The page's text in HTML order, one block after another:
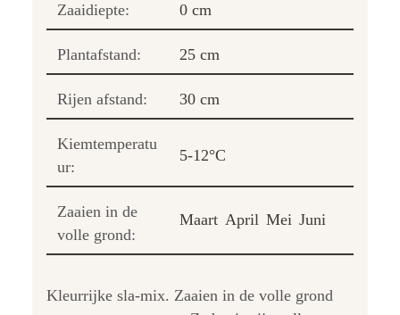
Zaaidiepte: 0 cm
Plantafstand: 25 cm
Rijen afstand: 30 cm
Kiemtemperatu
ur:
5-12°C
Zaaien in de
volle grond:
Maart April Mei Juni
Kleurrijke sla-mix. Zaaien in de volle grond